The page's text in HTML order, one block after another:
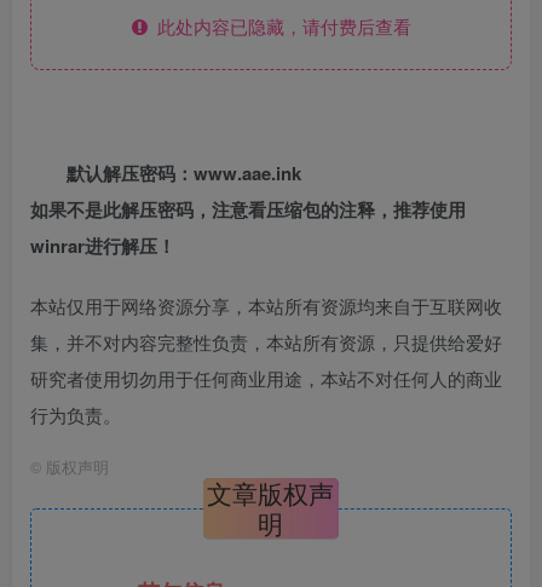
此处内容已隐藏，请付费后查看
默认解压密码：www.aae.ink
如果不是此解压密码，注意看压缩包的注释，推荐使用
winrar进行解压！
本站仅用于网络资源分享，本站所有资源均来自于互联网收
集，并不对内容完整性负责，本站所有资源，只提供给爱好
研究者使用切勿用于任何商业用途，本站不对任何人的商业
行为负责。
© 版权声明
文章版权声
明